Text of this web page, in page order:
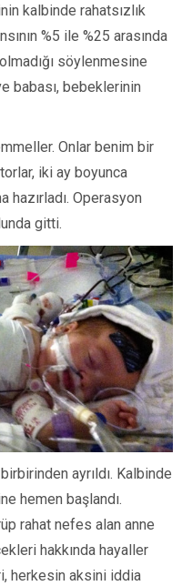
kalbinde rahatsızlık
%5 ile %25 arasında
söylenmesine
babası, bebeklerinin
Onlar benim bir
iki ay boyunca
Operasyon
gitti.
ayrıldı. Kalbinde
hemen başlandı.
rahat nefes alan anne
hakkında hayaller
herkesin aksini iddia